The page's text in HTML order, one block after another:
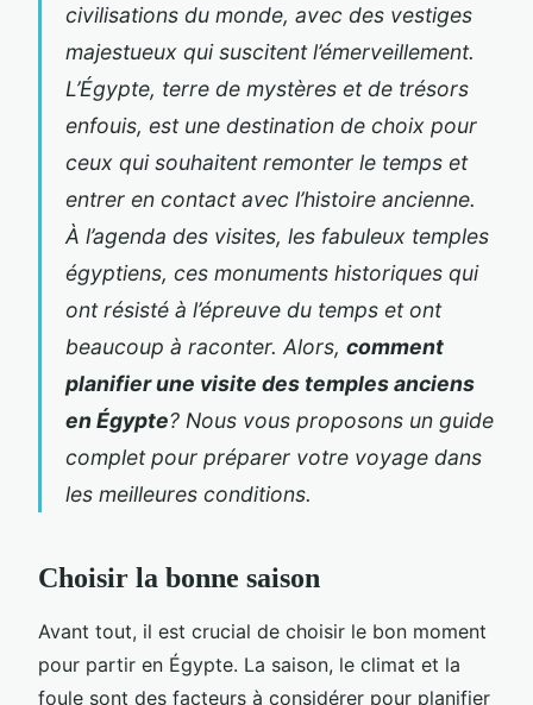
civilisations du monde, avec des vestiges
majestueux qui suscitent l’émerveillement.
L’Égypte, terre de mystères et de trésors
enfouis, est une destination de choix pour
ceux qui souhaitent remonter le temps et
entrer en contact avec l’histoire ancienne.
À l’agenda des visites, les fabuleux temples
égyptiens, ces monuments historiques qui
ont résisté à l’épreuve du temps et ont
beaucoup à raconter. Alors, comment
planifier une visite des temples anciens
en Égypte? Nous vous proposons un guide
complet pour préparer votre voyage dans
les meilleures conditions.
Choisir la bonne saison
Avant tout, il est crucial de choisir le bon moment
pour partir en Égypte. La saison, le climat et la
foule sont des facteurs à considérer pour planifier